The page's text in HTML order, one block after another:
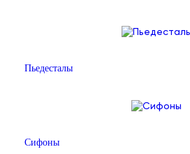
Пьедесталы
Сифоны